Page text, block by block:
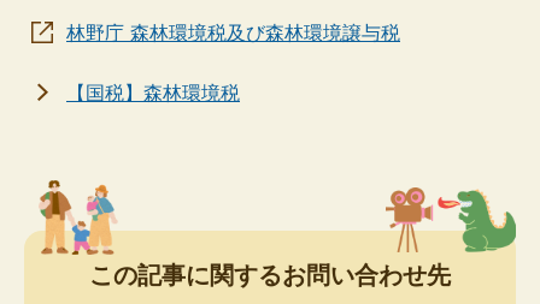
林野庁 森林環境税及び森林環境譲与税
【国税】森林環境税
この記事に関するお問い合わせ先